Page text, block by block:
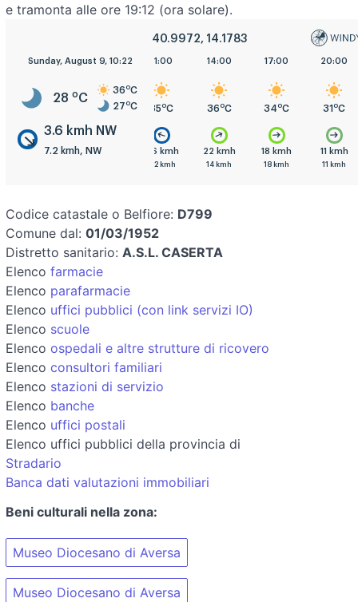
e tramonta alle ore 19:12 (ora solare).
40.9972, 14.1783
Sunday, August 9, 10:22
28 oC
36 oC
27 oC
3.6 kmh NW
7.2 kmh, NW
5:00
27
7.2 kmh
8:00
29oC
7.2 kmh
11:00
35 oC
3.6 kmh
7.2 kmh
14:00
36 oC
22 kmh
14 kmh
17:00
34 oC
18 kmh
18 kmh
20:00
31 oC
11 kmh
11 kmh
Codice catastale o Belfiore: D799
Comune dal: 01/03/1952
Distretto sanitario: A.S.L. CASERTA
Elenco farmacie
Elenco parafarmacie
Elenco uffici pubblici (con link servizi IO)
Elenco scuole
Elenco ospedali e altre strutture di ricovero
Elenco consultori familiari
Elenco stazioni di servizio
Elenco banche
Elenco uffici postali
Elenco uffici pubblici della provincia di
Stradario
Banca dati valutazioni immobiliari
Beni culturali nella zona:
Museo Diocesano di Aversa
Museo Diocesano di Aversa